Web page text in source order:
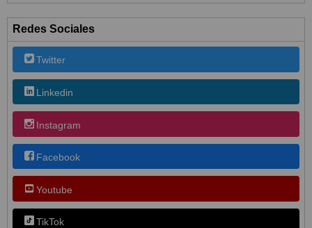
Redes Sociales
Twitter
Linkedin
Instagram
Facebook
Youtube
TikTok